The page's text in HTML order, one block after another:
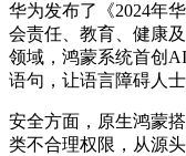
华为发布了《2024年
会责任、教育、健康
领域，鸿蒙系统首创
语句，让语言障碍人
安全方面，原生鸿蒙
类不合理权限，从源